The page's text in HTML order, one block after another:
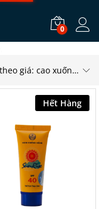
0
Log
Thứ tự theo giá: cao xuống thấp
Hết Hàng